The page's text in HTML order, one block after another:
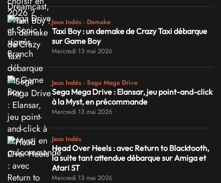
Jeux Indés - Demake
Taxi Boy : un demake de Crazy Taxi débarque
sur Game Boy
Mercredi 13 mai 2026
Jeux Indés - Sega Mega Drive
Sega Mega Drive : Elansar, jeu point-and-click
à la Myst, en précommande
Mercredi 13 mai 2026
Jeux Indés
Head Over Heels : avec Return to Blacktooth,
la suite tant attendue débarque sur Amiga et
Atari ST
Mercredi 13 mai 2026